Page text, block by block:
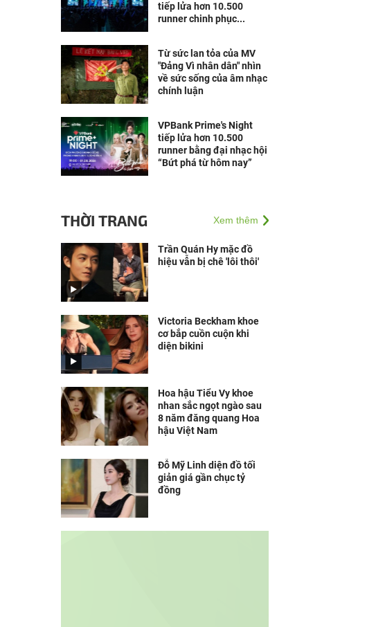
tiếp lửa hơn 10.500
runner chinh phục...
Từ sức lan tỏa của MV
"Đảng Vì nhân dân" nhìn
về sức sống của âm nhạc
chính luận
VPBank Prime's Night
tiếp lửa hơn 10.500
runner bằng đại nhạc hội
“Bứt phá từ hôm nay”
THỜI TRANG Xem thêm
Trần Quán Hy mặc đồ
hiệu vẫn bị chê 'lôi thôi'
Victoria Beckham khoe
cơ bắp cuồn cuộn khi
diện bikini
Hoa hậu Tiểu Vy khoe
nhan sắc ngọt ngào sau
8 năm đăng quang Hoa
hậu Việt Nam
Đỗ Mỹ Linh diện đồ tối
giản giá gần chục tỷ
đồng